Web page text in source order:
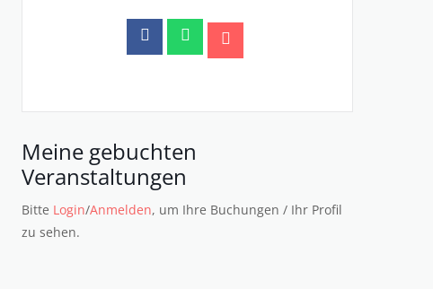
Meine gebuchten
Veranstaltungen
Bitte Login/Anmelden, um Ihre Buchungen / Ihr Profil
zu sehen.